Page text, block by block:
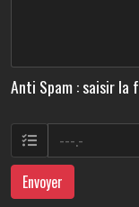
Anti Spam : saisir la
Envoyer